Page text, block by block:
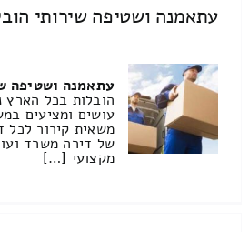
עתאמנה ושטיפה שירותי
עתאמנה ושטיפה
הובלות בכל הארץ
עושים ומציעים
משאית קירור לכל
של דירה משרד
מקצועי […]